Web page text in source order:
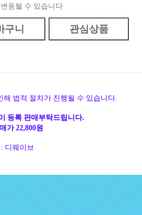
동될 수 있습니다
구니 관심상품
법적 절차가 진행될 수 있습니다.
등록 판매부탁드립니다.
가 22,800원
디웨이브